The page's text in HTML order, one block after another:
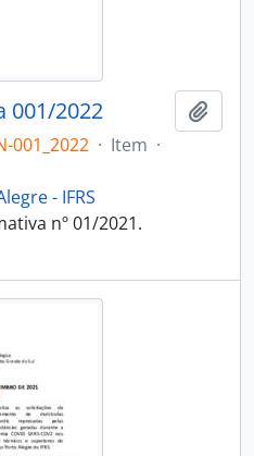
001/2022
001_2022 · Item ·
- IFRS
nº 01/2021.